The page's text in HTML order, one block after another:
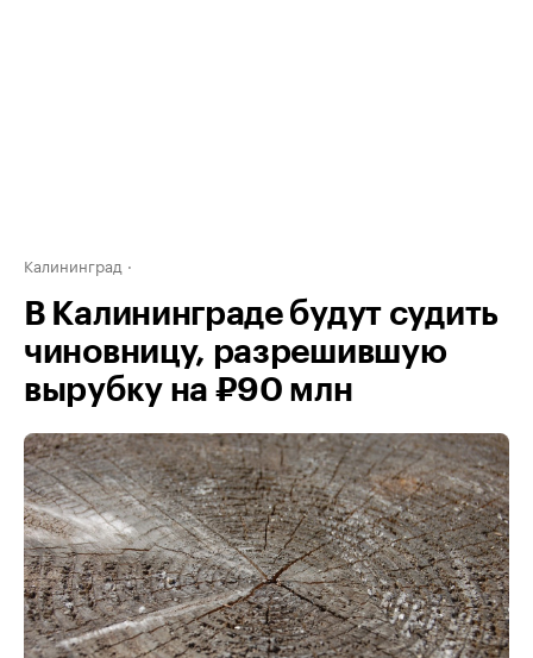
Калининград
В Калининграде будут судить
чиновницу, разрешившую
вырубку на ₽90 млн